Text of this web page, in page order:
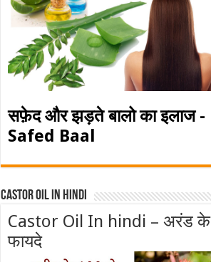
सफ़ेद और झड़ते बालो का इलाज -
Safed Baal
Castor Oil In Hindi
Castor Oil In hindi – अरंड के
फायदे